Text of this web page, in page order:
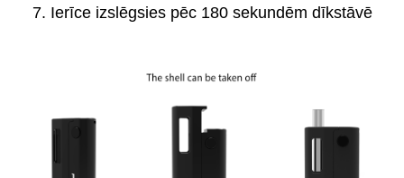
7. Ierīce izslēgsies pēc 180 sekundēm dīkstāvē